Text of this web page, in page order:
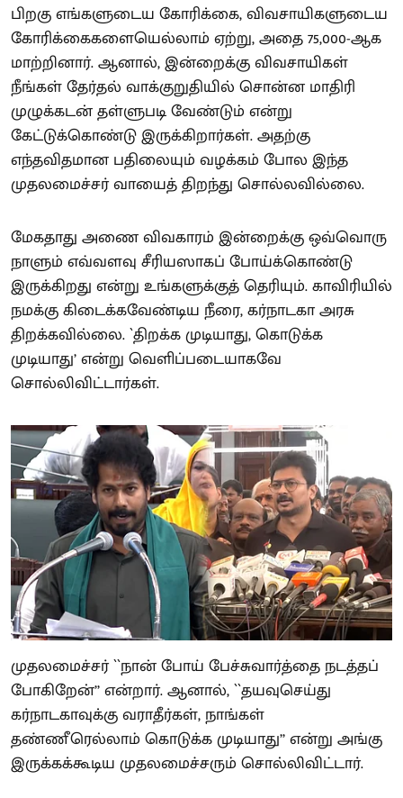
பிறகு எங்களுடைய கோரிக்கை, விவசாயிகளுடைய
கோரிக்கைகளையெல்லாம் ஏற்று, அதை 75,000-ஆக
மாற்றினார். ஆனால், இன்றைக்கு விவசாயிகள்
நீங்கள் தேர்தல் வாக்குறுதியில் சொன்ன மாதிரி
முழுக்கடன் தள்ளுபடி வேண்டும் என்று
கேட்டுக்கொண்டு இருக்கிறார்கள். அதற்கு
எந்தவிதமான பதிலையும் வழக்கம் போல இந்த
முதலமைச்சர் வாயைத் திறந்து சொல்லவில்லை.
மேகதாது அணை விவகாரம் இன்றைக்கு ஒவ்வொரு
நாளும் எவ்வளவு சீரியஸாகப் போய்க்கொண்டு
இருக்கிறது என்று உங்களுக்குத் தெரியும். காவிரியில்
நமக்கு கிடைக்கவேண்டிய நீரை, கர்நாடகா அரசு
திறக்கவில்லை. `திறக்க முடியாது, கொடுக்க
முடியாது’ என்று வெளிப்படையாகவே
சொல்லிவிட்டார்கள்.
முதலமைச்சர் ``நான் போய் பேச்சுவார்த்தை நடத்தப்
போகிறேன்’’ என்றார். ஆனால், ``தயவுசெய்து
கர்நாடகாவுக்கு வராதீர்கள், நாங்கள்
தண்ணீரெல்லாம் கொடுக்க முடியாது’’ என்று அங்கு
இருக்கக்கூடிய முதலமைச்சரும் சொல்லிவிட்டார்.